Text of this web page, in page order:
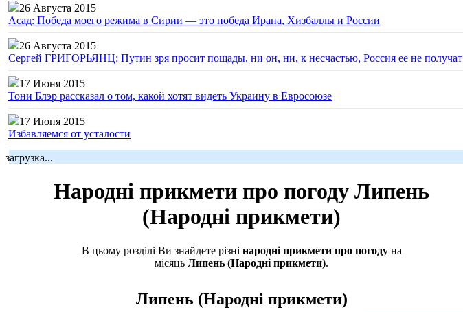
26 Августа 2015
Асад: Победа моего режима в Сирии — это победа Ирана, Хизбаллы и России
26 Августа 2015
Сергей ГРИГОРЬЯНЦ: Путин зря просит пощады, ни он, ни, к несчастью, Россия ее не получат
17 Июня 2015
Тони Блэр рассказал о том, какой хотят видеть Украину в Евросоюзе
17 Июня 2015
Избавляемся от усталости
загрузка...
Народні прикмети про погоду Липень
(Народні прикмети)
В цьому розділі Ви знайдете різні народні прикмети про погодуна
місяць Липень (Народні прикмети).
Липень (Народні прикмети)